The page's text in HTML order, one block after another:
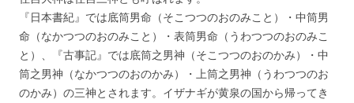
『日本書紀』では底筒男命（そこつつのおのみこと）・中筒男
命（なかつつのおのみこと）・表筒男命（うわつつのおのみこ
と）、『古事記』では底筒之男神（そこつつのおのかみ）・中
筒之男神（なかつつのおのかみ）・上筒之男神（うわつつのお
のかみ）の三神とされます。イザナギが黄泉の国から帰ってき